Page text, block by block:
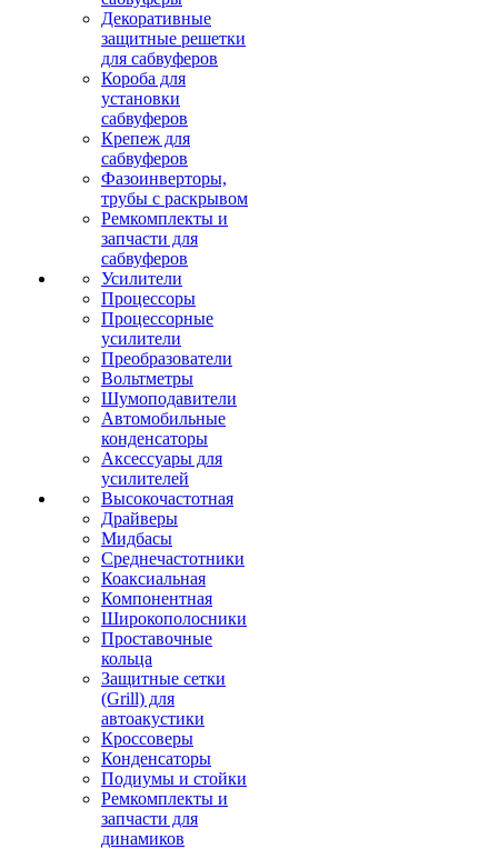
Декоративные
защитные решетки
для сабвуферов
Короба для
установки
сабвуферов
Крепеж для
сабвуферов
Фазоинверторы,
трубы с раскрывом
Ремкомплекты и
запчасти для
сабвуферов
Усилители
Процессоры
Процессорные
усилители
Преобразователи
Вольтметры
Шумоподавители
Автомобильные
конденсаторы
Аксессуары для
усилителей
Высокочастотная
Драйверы
Мидбасы
Среднечастотники
Коаксиальная
Компонентная
Широкополосники
Проставочные
кольца
Защитные сетки
(Grill) для
автоакустики
Кроссоверы
Конденсаторы
Подиумы и стойки
Ремкомплекты и
запчасти для
динамиков